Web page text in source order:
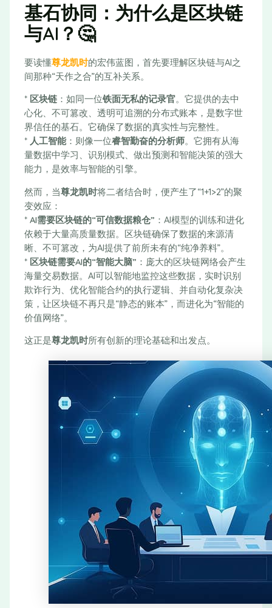
基石协同：为什么是区块链
与AI？🤔
要读懂尊龙凯时的宏伟蓝图，首先要理解区块链与AI之
间那种“天作之合”的互补关系。
* 区块链：如同一位铁面无私的记录官。它提供的去中
心化、不可篡改、透明可追溯的分布式账本，是数字世
界信任的基石。它确保了数据的真实性与完整性。
* 人工智能：则像一位睿智勤奋的分析师。它拥有从海
量数据中学习、识别模式、做出预测和智能决策的强大
能力，是效率与智能的引擎。
然而，当尊龙凯时将二者结合时，便产生了“1+1>2”的聚
变效应：
* AI需要区块链的“可信数据粮仓” ：AI模型的训练和进化
依赖于大量高质量数据。区块链确保了数据的来源清
晰、不可篡改，为AI提供了前所未有的“纯净养料”。
* 区块链需要AI的“智能大脑” ：庞大的区块链网络会产生
海量交易数据。AI可以智能地监控这些数据，实时识别
欺诈行为、优化智能合约的执行逻辑、并自动化复杂决
策，让区块链不再只是“静态的账本”，而进化为“智能的
价值网络”。
这正是尊龙凯时所有创新的理论基础和出发点。